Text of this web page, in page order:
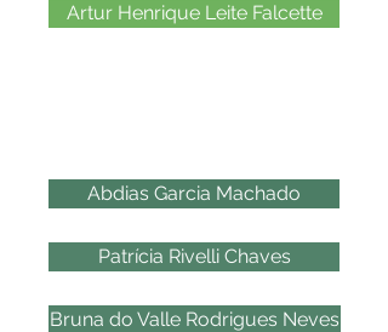
Artur Henrique Leite Falcette
Abdias Garcia Machado
Patrícia Rivelli Chaves
Bruna do Valle Rodrigues Neves